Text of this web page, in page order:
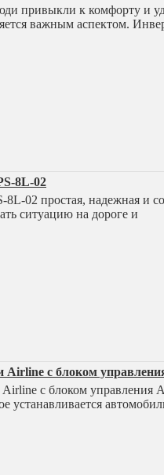
привыкли к комфорту и
важным аспектом.
8L-02
02 простая, надежная и
ситуацию на дороге и
Airline с блоком
с блоком управления
устанавливается